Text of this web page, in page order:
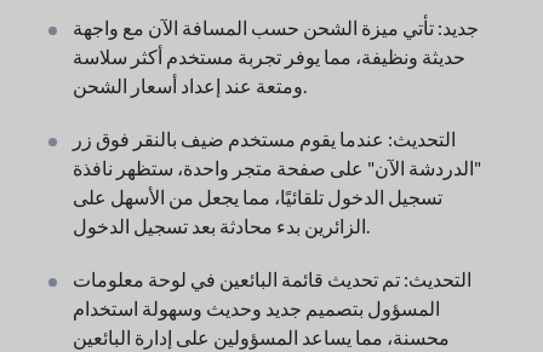
جديد: تأتي ميزة الشحن حسب المسافة الآن مع واجهة
حديثة ونظيفة، مما يوفر تجربة مستخدم أكثر سلاسة
ومتعة عند إعداد أسعار الشحن.
التحديث: عندما يقوم مستخدم ضيف بالنقر فوق زر
"الدردشة الآن" على صفحة متجر واحدة، ستظهر نافذة
تسجيل الدخول تلقائيًا، مما يجعل من الأسهل على
الزائرين بدء محادثة بعد تسجيل الدخول.
التحديث: تم تحديث قائمة البائعين في لوحة معلومات
المسؤول بتصميم جديد وحديث وسهولة استخدام
محسنة، مما يساعد المسؤولين على إدارة البائعين